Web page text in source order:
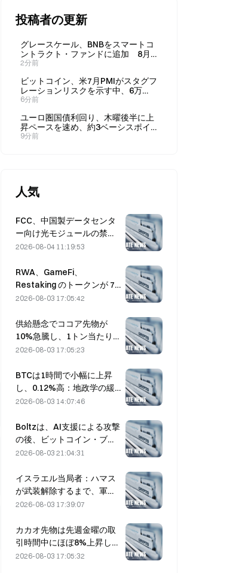
投稿者の更新
グレースケール、BNBをスマートコ
ントラクト・ファンドに追加 8月3
日時点の構成比は31%
2分前
ビットコイン、米7月PMIがスタグフ
レーションリスクを示す中、6万
5,000ドル付近で値固め展開
6分前
ユーロ圏国債利回り、木曜後半に上
昇ペースを速め、約3ベーシスポイ
ント上昇
9分前
人気
FCC、中国製データセンタ
ー向け光モジュールの禁止
案を策定、Xinyuanは27%
る可能性
2026-08-04 11:19:53
RWA、GameFi、
Restaking のトークンが 7
月のリード市場パフォーマ
2026-08-03 17:05:42
供給懸念でココア先物が
10%急騰し、1トン当たり
6,000ドルに接近
2026-08-03 17:05:23
BTCは1時間で小幅に上昇
し、0.12%高：地政学の緩
和とマクロのムードの連動
し
2026-08-03 14:07:46
Boltzは、AI支援による攻撃
の後、ビットコイン・ブリ
ッジのサービスを無期限停
2026-08-03 21:04:31
イスラエル当局者：ハマス
が武装解除するまで、軍の
資金拠出（撤退）は行わな
2026-08-03 17:39:07
カカオ先物は先週金曜の取
引時間中にほぼ8%上昇し、
市場参加者を驚かせた
2026-08-03 17:05:32